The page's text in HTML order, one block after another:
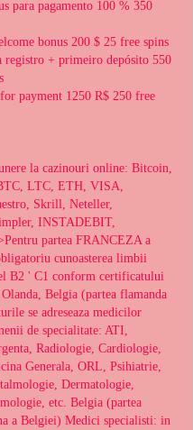
para pagamento 100 % 350
bonus 200 $ 25 free spins
registro + primeiro depósito 550
payment 1250 R$ 250 free
la cazinouri online: Bitcoin,
LTC, ETH, VISA,
Skrill, Neteller,
INSTADEBIT,
partea FRANCEZA a
cunoasterea limbii
B2 ' C1 conform certificatului
Belgia (partea flamanda
se adreseaza medicilor
de specialitate: ATI,
Radiologie, Cardiologie,
Generala, ORL, Psihiatrie,
Dermatologie,
etc. Belgia (partea
a Belgiei) Medici specialisti: in